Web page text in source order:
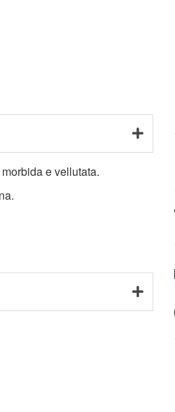
e vellutata.